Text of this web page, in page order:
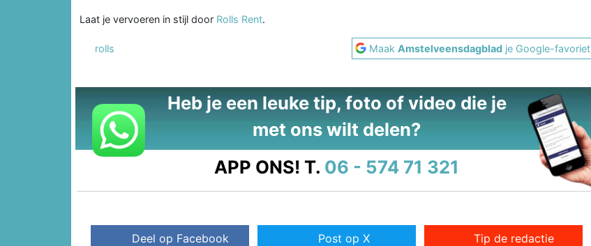
Laat je vervoeren in stijl door Rolls Rent.
rolls MaakAmstelveensdagblad je Google-favoriet
Heb je een leuke tip, foto of video die je
met ons wilt delen?
APP ONS! T. 06 - 574 71 321
Deel op Facebook Post op X Tip de redactie